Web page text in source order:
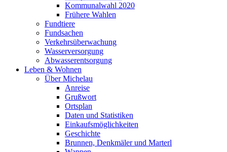
Kommunalwahl 2020
Frühere Wahlen
Fundtiere
Fundsachen
Verkehrsüberwachung
Wasserversorgung
Abwasserentsorgung
Leben & Wohnen
Über Michelau
Anreise
Grußwort
Ortsplan
Daten und Statistiken
Einkaufsmöglichkeiten
Geschichte
Brunnen, Denkmäler und Marterl